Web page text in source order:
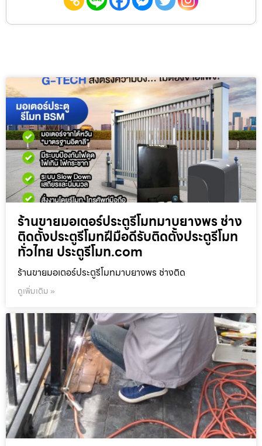
ร้านขายมอเตอร์ประตูรีโมทมาบยางพร ช่าง
ติดตั้งประตูรีโมทฝีมือดีรับติดตั้งประตูรีโมท
ทั่วไทย ประตูรีโมท.com
ร้านขายมอเตอร์ประตูรีโมทมาบยางพร ช่างติด
ดูเพิ่มเติม »